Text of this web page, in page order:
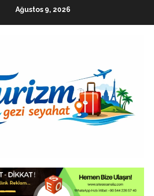
Ağustos 9, 2026